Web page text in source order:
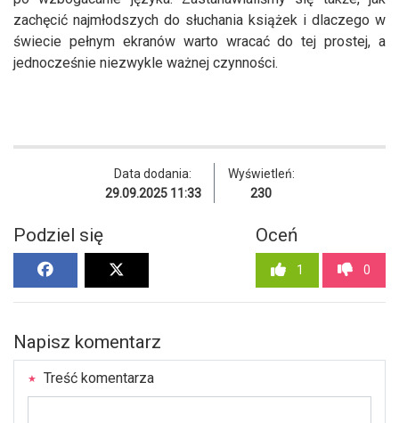
zachęcić najmłodszych do słuchania książek i dlaczego w
świecie pełnym ekranów warto wracać do tej prostej, a
jednocześnie niezwykle ważnej czynności.
Data dodania:
29.09.2025 11:33
Wyświetleń:
230
Podziel się Oceń
1 0
Napisz komentarz
Treść komentarza